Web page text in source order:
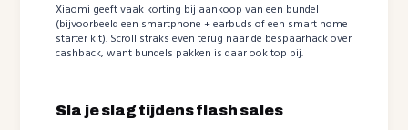
Xiaomi geeft vaak korting bij aankoop van een bundel
(bijvoorbeeld een smartphone + earbuds of een smart home
starter kit). Scroll straks even terug naar de bespaarhack over
cashback, want bundels pakken is daar ook top bij.
Sla je slag tijdens flash sales